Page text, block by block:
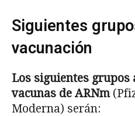
Siguientes
vacunación
Los siguientes grupos
vacunas de ARNm
Moderna) serán: